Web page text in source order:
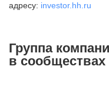
2-я Брестская ул., д. 48,
+7 495 980-64-27
адресу: investor.hh.ru
Группа
в сообществах